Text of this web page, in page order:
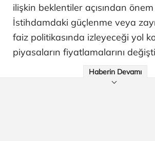
ilişkin beklentiler açısından önem
İstihdamdaki güçlenme veya
faiz politikasında izleyeceği yol
piyasaların fiyatlamalarını
Haberin Devamı